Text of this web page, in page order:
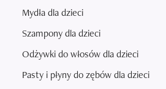
Mydła dla dzieci
Szampony dla dzieci
Odżywki do włosów dla dzieci
Pasty i płyny do zębów dla dzieci